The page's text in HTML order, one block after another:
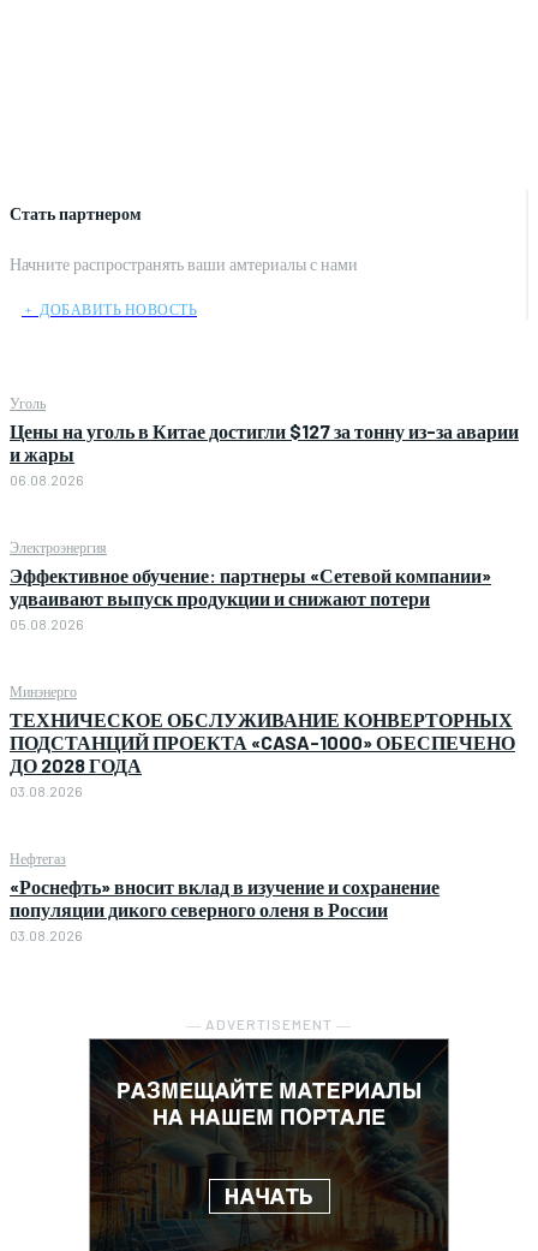
Стать партнером
Начните распространять ваши амтериалы с нами
﹢ ДОБАВИТЬ НОВОСТЬ
Уголь
Цены на уголь в Китае достигли $127 за тонну из-за аварии
и жары
06.08.2026
Электроэнергия
Эффективное обучение: партнеры «Сетевой компании»
удваивают выпуск продукции и снижают потери
05.08.2026
Минэнерго
ТЕХНИЧЕСКОЕ ОБСЛУЖИВАНИЕ КОНВЕРТОРНЫХ
ПОДСТАНЦИЙ ПРОЕКТА «CASA-1000» ОБЕСПЕЧЕНО
ДО 2028 ГОДА
03.08.2026
Нефтегаз
«Роснефть» вносит вклад в изучение и сохранение
популяции дикого северного оленя в России
03.08.2026
― ADVERTISEMENT ―